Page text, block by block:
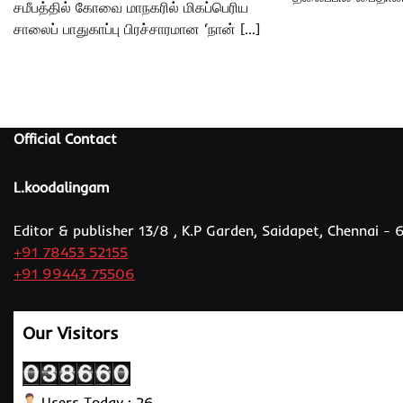
சமீபத்தில் கோவை மாநகரில் மிகப்பெரிய
சாலைப் பாதுகாப்பு பிரச்சாரமான ‘நான் […]
Official Contact
L.koodalingam
Editor & publisher 13/8 , K.P Garden, Saidapet, Chennai -
+91 78453 52155
+91 99443 75506
Our Visitors